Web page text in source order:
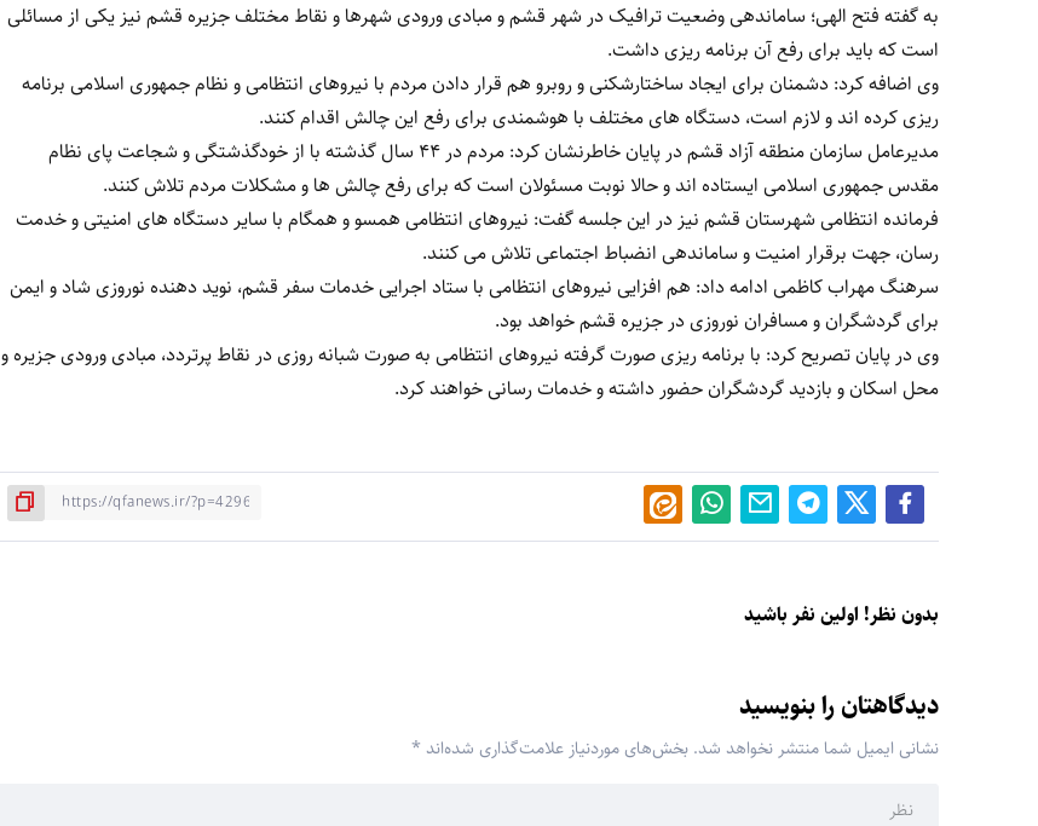
به گفته فتح الهی؛ ساماندهی وضعیت ترافیک در شهر قشم و مبادی ورودی شهرها و نقاط مختلف جزیره قشم نیز یکی از مسائلی
است که باید برای رفع آن برنامه ریزی داشت.
وی اضافه کرد: دشمنان برای ایجاد ساختارشکنی و روبرو هم قرار دادن مردم با نیروهای انتظامی و نظام جمهوری اسلامی برنامه
ریزی کرده اند و لازم است، دستگاه های مختلف با هوشمندی برای رفع این چالش اقدام کنند.
مدیرعامل سازمان منطقه آزاد قشم در پایان خاطرنشان کرد: مردم در ۴۴ سال گذشته با از خودگذشتگی و شجاعت پای نظام
مقدس جمهوری اسلامی ایستاده اند و حالا نوبت مسئولان است که برای رفع چالش ها و مشکلات مردم تلاش کنند.
فرمانده انتظامی شهرستان قشم نیز در این جلسه گفت: نیروهای انتظامی همسو و همگام با سایر دستگاه های امنیتی و خدمت
رسان، جهت برقرار امنیت و ساماندهی انضباط اجتماعی تلاش می کنند.
سرهنگ مهراب کاظمی ادامه داد: هم افزایی نیروهای انتظامی با ستاد اجرایی خدمات سفر قشم، نوید دهنده نوروزی شاد و ایمن
برای گردشگران و مسافران نوروزی در جزیره قشم خواهد بود.
وی در پایان تصریح کرد: با برنامه ریزی صورت گرفته نیروهای انتظامی به صورت شبانه روزی در نقاط پرتردد، مبادی ورودی جزیره و
محل اسکان و بازدید گردشگران حضور داشته و خدمات رسانی خواهند کرد.
بدون نظر! اولین نفر باشید
دیدگاهتان را بنویسید
نشانی ایمیل شما منتشر نخواهد شد. بخش‌های موردنیاز علامت‌گذاری شده‌اند *